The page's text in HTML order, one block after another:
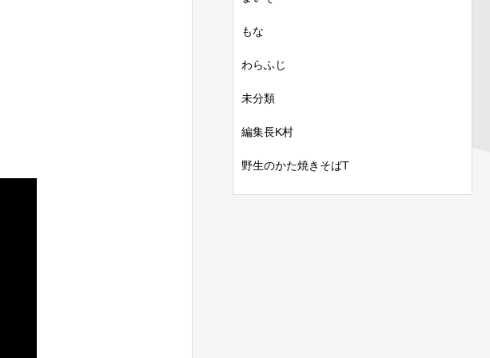
もな
わらふじ
未分類
編集長K村
野生のかた焼きそばT